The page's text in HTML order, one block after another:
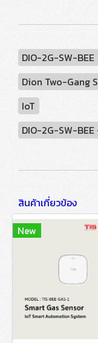
DIO-2G-SW-BEE
Dion Two-Gang
IoT
DIO-2G-SW-
สินค้าเกี่ยวข้อง
New